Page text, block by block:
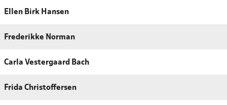
Ellen Birk Hansen
Frederikke Norman
Carla Vestergaard Bach
Frida Christoffersen